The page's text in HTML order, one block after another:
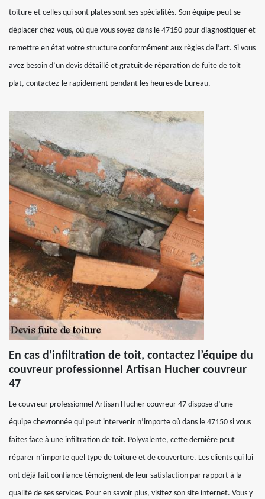
toiture et celles qui sont plates sont ses spécialités. Son équipe peut se
déplacer chez vous, où que vous soyez dans le 47150 pour diagnostiquer et
remettre en état votre structure conformément aux règles de l’art. Si vous
avez besoin d’un devis détaillé et gratuit de réparation de fuite de toit
plat, contactez-le rapidement pendant les heures de bureau.
En cas d’infiltration de toit, contactez l’équipe du
couvreur professionnel Artisan Hucher couvreur
47
Le couvreur professionnel Artisan Hucher couvreur 47 dispose d’une
équipe chevronnée qui peut intervenir n’importe où dans le 47150 si vous
faites face à une infiltration de toit. Polyvalente, cette dernière peut
réparer n’importe quel type de toiture et de couverture. Les clients qui lui
ont déjà fait confiance témoignent de leur satisfaction par rapport à la
qualité de ses services. Pour en savoir plus, visitez son site internet. Vous y